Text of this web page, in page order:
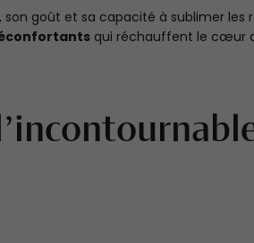
goût et sa capacité à sublimer les
qui réchauffent le cœur